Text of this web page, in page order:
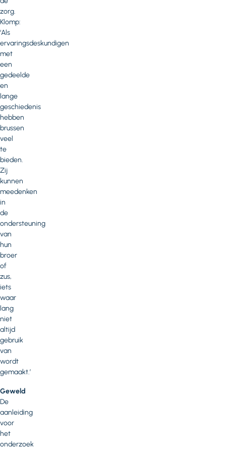
zorg.
Klomp:
‘Als
ervaringsdeskundigen
met
een
gedeelde
en
lange
geschiedenis
hebben
brussen
veel
te
bieden.
Zij
kunnen
meedenken
in
de
ondersteuning
van
hun
broer
of
zus,
iets
waar
lang
niet
altijd
gebruik
van
wordt
gemaakt.’
Geweld
De
aanleiding
voor
het
onderzoek